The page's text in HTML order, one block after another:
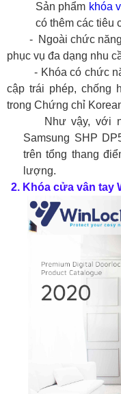
Sản phẩm khóa
có thêm các tiêu
Ngoài chức
phục vụ đa dạng nhu
Khóa có chức
cập trái phép, chống
trong Chứng chỉ
Như vậy, với
Samsung SHP
trên tổng thang
lượng.
2. Khóa cửa vân tay